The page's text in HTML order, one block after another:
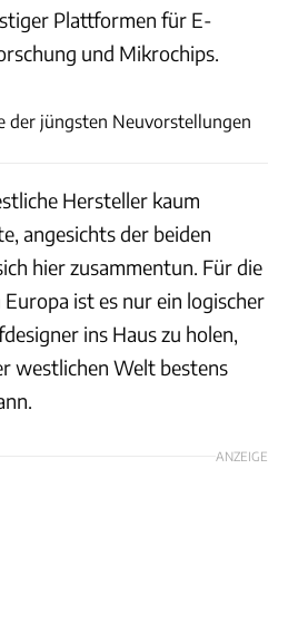
Plattformen für E-
und Mikrochips.
der jüngsten Neuvorstellungen
Hersteller kaum
angesichts der beiden
hier zusammentun. Für die
ist es nur ein logischer
ins Haus zu holen,
westlichen Welt bestens
ANZEIGE